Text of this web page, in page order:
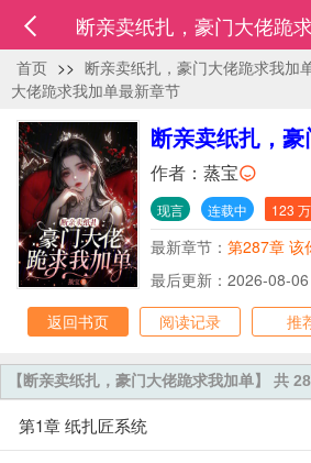
断亲卖纸扎，豪门大佬跪
首页 >> 断亲卖纸扎，豪门大佬跪求我加
大佬跪求我加单最新章节
断亲卖纸扎，
作者： 蒸宝
现言 连载中 123
最新章节： 第287章 该
最后更新：2026-08-
返回书页
阅读记录 推
【断亲卖纸扎，豪门大佬跪求我加单】 共
第1章 纸扎匠系统